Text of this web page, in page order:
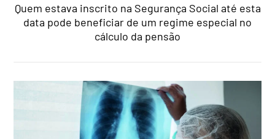
Quem estava inscrito na Segurança Social até esta
data pode beneficiar de um regime especial no
cálculo da pensão